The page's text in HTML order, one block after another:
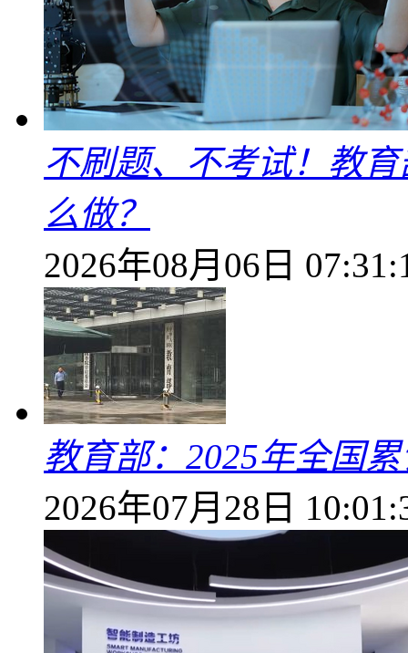
不刷题、不考试！教
么做？
2026年08月06日
教育部：2025年全国
2026年07月28日